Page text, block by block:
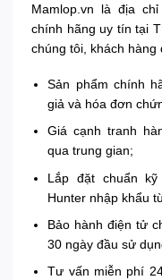
Mamlop.vn là địa
chính hãng uy tín tại
chúng tôi, khách
Sản phẩm chính
giả và hóa đơn
Giá cạnh tranh
qua trung gian;
Lắp đặt chuẩn
Hunter nhập khẩu
Bảo hành điện tử
30 ngày đầu sử
Tư vấn miễn phí